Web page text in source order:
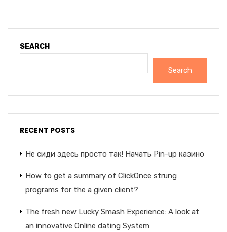
SEARCH
Search
RECENT POSTS
Не сиди здесь просто так! Начать Pin-up казино
How to get a summary of ClickOnce strung
programs for the a given client?
The fresh new Lucky Smash Experience: A look at
an innovative Online dating System